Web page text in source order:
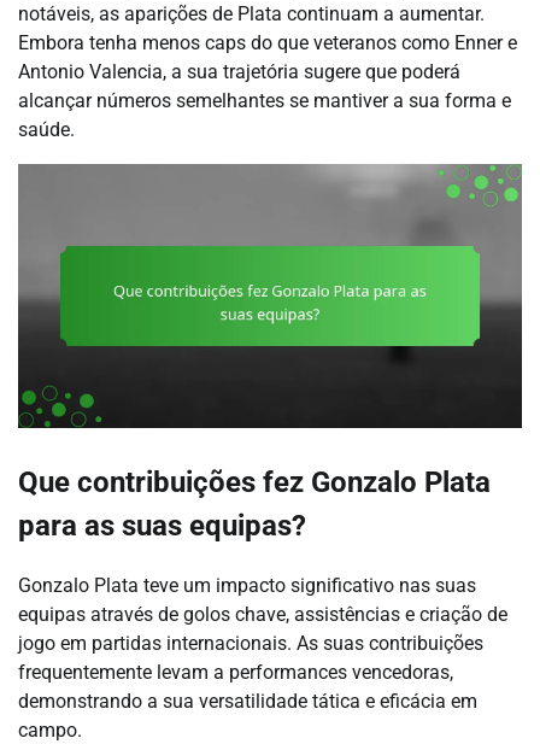
notáveis, as aparições de Plata continuam a aumentar.
Embora tenha menos caps do que veteranos como Enner e
Antonio Valencia, a sua trajetória sugere que poderá
alcançar números semelhantes se mantiver a sua forma e
saúde.
Que contribuições fez Gonzalo Plata
para as suas equipas?
Gonzalo Plata teve um impacto significativo nas suas
equipas através de golos chave, assistências e criação de
jogo em partidas internacionais. As suas contribuições
frequentemente levam a performances vencedoras,
demonstrando a sua versatilidade tática e eficácia em
campo.